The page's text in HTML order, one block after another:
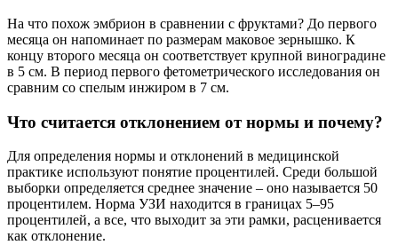
На что похож эмбрион в сравнении с фруктами? До первого
месяца он напоминает по размерам маковое зернышко. К
концу второго месяца он соответствует крупной виноградине
в 5 см. В период первого фетометрического исследования он
сравним со спелым инжиром в 7 см.
Что считается отклонением от нормы и почему?
Для определения нормы и отклонений в медицинской
практике используют понятие процентилей. Среди большой
выборки определяется среднее значение – оно называется 50
процентилем. Норма УЗИ находится в границах 5–95
процентилей, а все, что выходит за эти рамки, расценивается
как отклонение.